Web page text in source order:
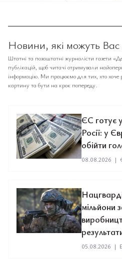
Новини, які можуть Вас
Штатні та позаштатні журналісти газети
публікацій, щоб читачі отримували
інформацію. Ми працюємо для тих, хто хоче
картину та бути на крок попереду.
ЄС готує
Росії: у
обійти
08.08.2026 |
мільйони
05.08.2026 |